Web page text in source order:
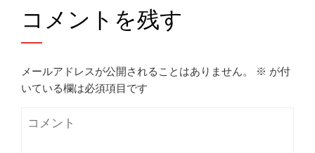
コメントを残す
メールアドレスが公開されることはありません。 ※ が付
いている欄は必須項目です